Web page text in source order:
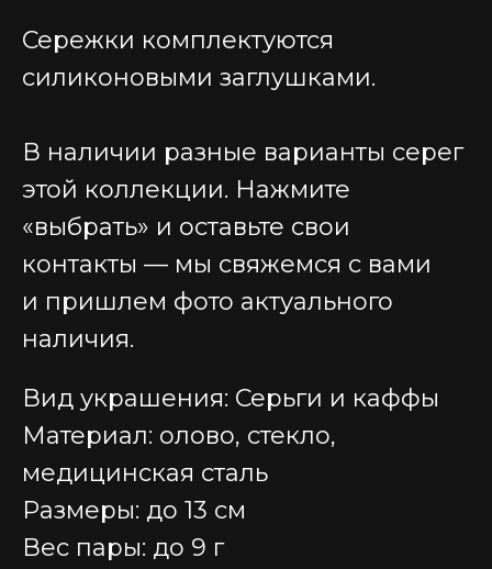
Сережки комплектуются
силиконовыми заглушками.
В наличии разные варианты серег
этой коллекции. Нажмите
«выбрать» и оставьте свои
контакты — мы свяжемся с вами
и пришлем фото актуального
наличия.
Вид украшения: Серьги и каффы
Материал: олово, стекло,
медицинская сталь
Размеры: до 13 см
Вес пары: до 9 г